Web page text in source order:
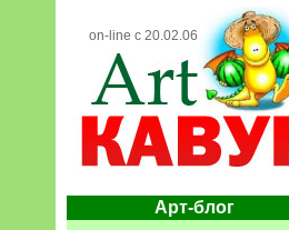
on-line с 20.02.06
Арт-блог